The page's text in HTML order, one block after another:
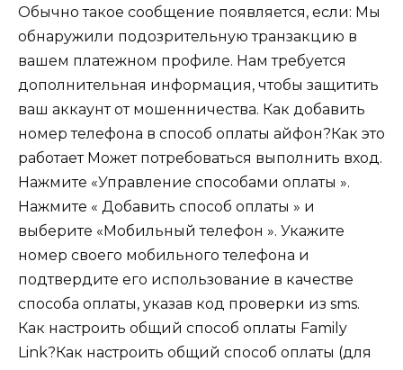
Обычно такое сообщение появляется, если: Мы
обнаружили подозрительную транзакцию в
вашем платежном профиле. Нам требуется
дополнительная информация, чтобы защитить
ваш аккаунт от мошенничества. Как добавить
номер телефона в способ оплаты айфон?Как это
работает Может потребоваться выполнить вход.
Нажмите «Управление способами оплаты ».
Нажмите « Добавить способ оплаты » и
выберите «Мобильный телефон ». Укажите
номер своего мобильного телефона и
подтвердите его использование в качестве
способа оплаты, указав код проверки из sms.
Как настроить общий способ оплаты Family
Link?Как настроить общий способ оплаты (для